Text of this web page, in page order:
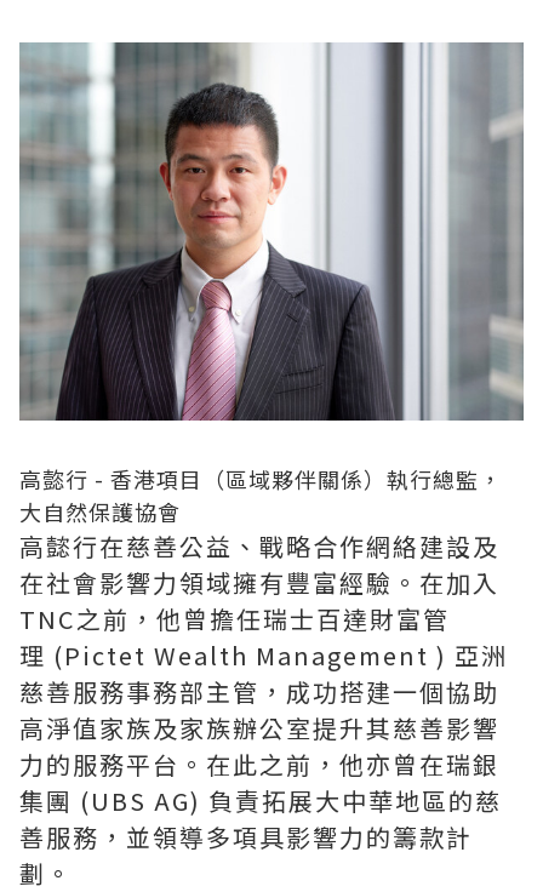
高㦤行 - 香港項目（區域夥伴關係）執行總監，
大自然保護協會
高懿行在慈善公益、戰略合作網絡建設及
在社會影響力領域擁有豐富經驗。在加入
TNC之前，他曾擔任瑞士百達財富管
理 (Pictet Wealth Management ) 亞洲
慈善服務事務部主管，成功搭建一個協助
高淨值家族及家族辦公室提升其慈善影響
力的服務平台。在此之前，他亦曾在瑞銀
集團 (UBS AG) 負責拓展大中華地區的慈
善服務，並領導多項具影響力的籌款計
劃。